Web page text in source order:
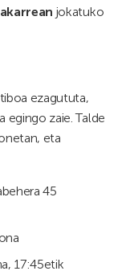
jokatuko
ezagututa,
egingo zaie. Talde
eta
45
17:45etik